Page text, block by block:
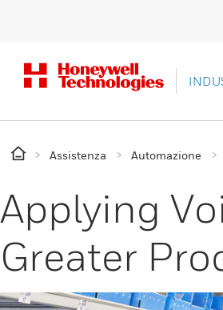
Assistenza Automazione
Applying
Greater